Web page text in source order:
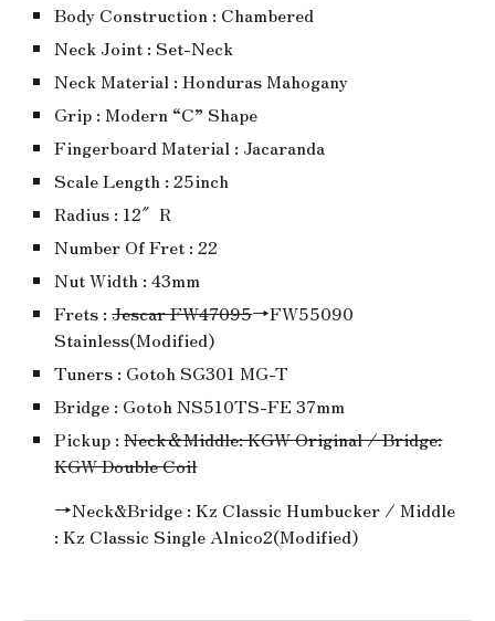
Body Construction : Chambered
Neck Joint : Set-Neck
Neck Material : Honduras Mahogany
Grip : Modern “C” Shape
Fingerboard Material : Jacaranda
Scale Length : 25inch
Radius : 12″R
Number Of Fret : 22
Nut Width : 43mm
Frets :Jescar FW47095→FW55090
Stainless(Modified)
Tuners : Gotoh SG301 MG-T
Bridge : Gotoh NS510TS-FE 37mm
Pickup :Neck＆Middle: KGW Original / Bridge:
KGW Double Coil
→Neck&Bridge : Kz Classic Humbucker / Middle
: Kz Classic Single Alnico2(Modified)